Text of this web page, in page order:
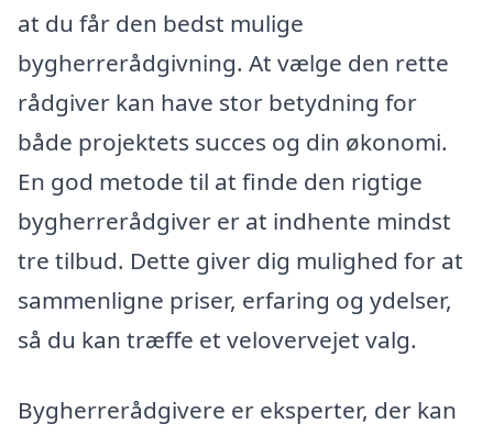
at du får den bedst mulige
bygherrerådgivning. At vælge den rette
rådgiver kan have stor betydning for
både projektets succes og din økonomi.
En god metode til at finde den rigtige
bygherrerådgiver er at indhente mindst
tre tilbud. Dette giver dig mulighed for at
sammenligne priser, erfaring og ydelser,
så du kan træffe et velovervejet valg.
Bygherrerådgivere er eksperter, der kan